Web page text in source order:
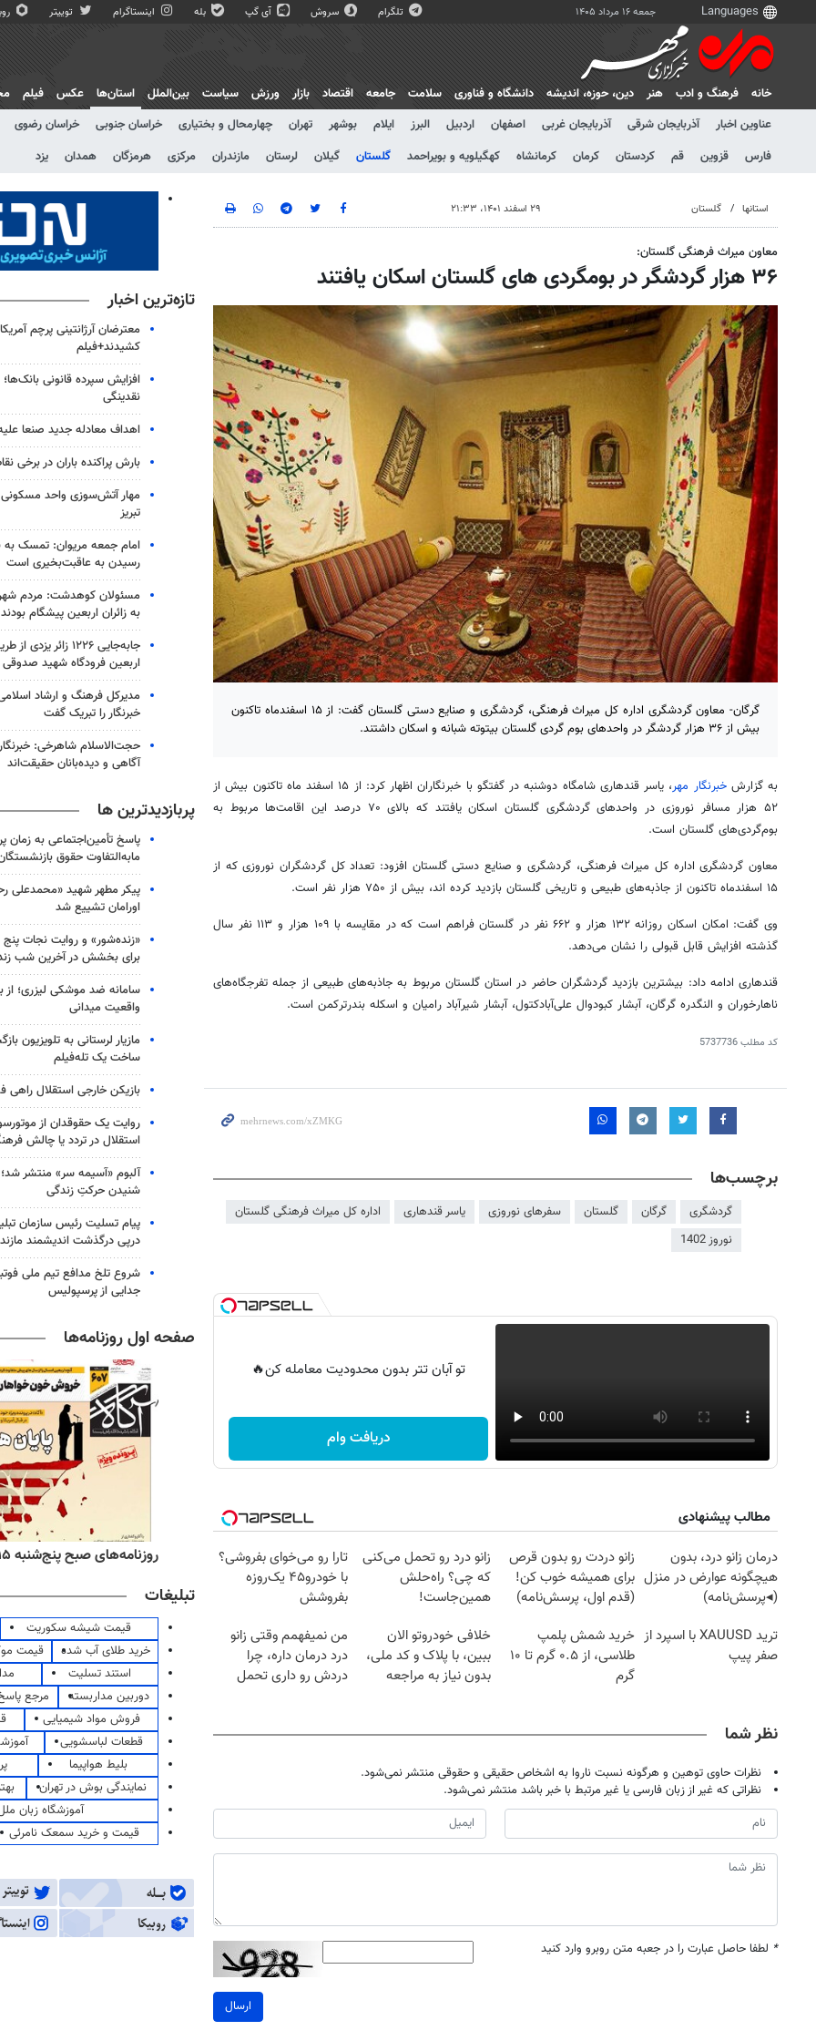
جمعه ۱۶ مرداد ۱۴۰۵ تلگرام سروش آی گپ بله اینستاگرام توییتر
خانه فرهنگ و ادب هنر دين، حوزه، انديشه دانشگاه و فناوری سلامت جامعه اقتصاد بازار ورزش سیاست بین‌الملل
استان‌ها
عناوین اخبار
آذربایجان شرقی آذربایجان غربی اصفهان اردبیل البرز ایلام بوشهر تهران چهارمحال و بختیاری خراسان جنوبی خراسان رضوی
فارس
قزوین قم کردستان کرمان کرمانشاه کهگیلویه و بویراحمد گلستان گیلان لرستان مازندران مرکزی هرمزگان همدان یزد
عکس فیلم
استانها گلستان ۲۹ اسفند ۱۴۰۱، ۲۱:۳۳
معاون میراث فرهنگی گلستان:
۳۶ هزار گردشگر در بومگردی های گلستان اسکان یافتند
گرگان- معاون گردشگری اداره کل میراث فرهنگی، گردشگری و صنایع دستی گلستان گفت: از ۱۵ اسفندماه تاکنون
بیش از ۳۶ هزار گردشگر در واحدهای بوم گردی گلستان بیتوته شبانه و اسکان داشتند.
به گزارشخبرنگار مهر
، یاسر قندهاری شامگاه دوشنبه در گفتگو با خبرنگاران اظهار کرد: از ۱۵ اسفند ماه تاکنون بیش از
۵۲ هزار مسافر نوروزی در واحدهای گردشگری گلستان اسکان یافتند که بالای ۷۰ درصد این اقامت‌ها مربوط به
بوم‌گردی‌های گلستان است.
معاون گردشگری اداره کل میراث فرهنگی، گردشگری و صنایع دستی گلستان افزود: تعداد کل گردشگران نوروزی که از
۱۵ اسفندماه تاکنون از جاذبه‌های طبیعی و تاریخی گلستان بازدید کرده اند، بیش از ۷۵۰ هزار نفر است.
وی گفت: امکان اسکان روزانه ۱۳۲ هزار و ۶۶۲ نفر در گلستان فراهم است که در مقایسه با ۱۰۹ هزار و ۱۱۳ نفر سال
گذشته افزایش قابل قبولی را نشان می‌دهد.
قندهاری ادامه داد: بیشترین بازدید گردشگران حاضر در استان گلستان مربوط به جاذبه‌های طبیعی از جمله تفرجگاه‌های
ناهارخوران و النگدره گرگان، آبشار کبودوال علی‌آبادکتول، آبشار شیرآباد رامیان و اسکله بندرترکمن است.
کد مطلب5737736
برچسب‌ها
گردشگری گرگان گلستان سفرهای نوروزی یاسر قندهاری
اداره کل میراث فرهنگی گلستان
نوروز 1402
تو آبان تتر بدون محدودیت معامله کن🔥
دریافت وام
مطالب پیشنهادی
درمان زانو درد، بدون
هیچگونه عوارض در منزل
(◂پرسش‌نامه)
زانو دردت رو بدون قرص
برای همیشه خوب کن!
(قدم اول، پرسش‌نامه)
زانو درد رو تحمل می‌کنی
که چی؟ راه‌حلش
همین‌جاست!
تارا رو می‌خوای بفروشی؟
با خودرو۴۵ یک‌روزه
بفروشش
ترید XAUUSD با اسپرد از
صفر پیپ
خرید شمش پلمپ
طلاسی، از ۰.۵ گرم تا ۱۰
گرم
خلافی خودروتو الان
ببین، با پلاک و کد ملی،
بدون نیاز به مراجعه
من نمیفهمم وقتی زانو
درد درمان داره، چرا
دردش رو داری تحمل
نظر شما
نظرات حاوی توهین و هرگونه نسبت ناروا به اشخاص حقیقی و حقوقی منتشر نمی‌شود.
نظراتی که غیر از زبان فارسی یا غیر مرتبط با خبر باشد منتشر نمی‌شود.
* لطفا حاصل عبارت را در جعبه متن روبرو وارد کنید
ارسال
تازه‌ترین اخبار
معترضان آرژانتینی پرچم
کشیدند+فیلم
افزایش سپرده قانونی بانک‌ها؛
نقدینگی
اهداف معادله جدید صنعا
بارش پراکنده باران در برخی
مهار آتش‌سوزی واحد مسکونی
تبریز
امام جمعه مریوان: تمسک به
رسیدن به عاقبت‌بخیری است
مسئولان کوهدشت: مردم
به زائران اربعین پیشگام بودند
جابه‌جایی ۱۲۲۶ زائر
اربعین فرودگاه شهید صدوقی
مدیرکل فرهنگ و ارشاد
خبرنگار را تبریک گفت
حجت‌الاسلام شاهرخی:
آگاهی و دیده‌بانان حقیقت‌اند
پربازدیدترین ها
پاسخ تأمین‌اجتماعی به زمان
مابه‌التفاوت حقوق
پیکر مطهر شهید «محمدعلی
اورامان تشییع شد
«زنده‌شور» و روایت نجات
برای بخشش در آخرین شب
سامانه ضد موشکی لیزری؛ از
واقعیت میدانی
مازیار لرستانی به تلویزیون
ساخت یک تله‌فیلم
بازیکن خارجی استقلال راهی
روایت یک حقوقدان از
استقلال در تردد یا چالش
آلبوم «آسیمه سر» منتشر
شنیدن حرکتِ زندگی
پیام تسلیت رئیس سازمان
درپی درگذشت اندیشمند
شروع تلخ مدافع تیم ملی
جدایی از پرسپولیس
صفحه اول روزنامه‌ها
روزنامه‌های ورزشی پنج‌شنبه ۱۵ مرداد ۱۴۰۵ روزنامه‌های اقتصادی پنج‌شنبه ۱۵ مرداد ۱۴۰۵ روزنامه‌های صبح پنج‌شنبه ۱۵ مرداد ۱۴۰۵
تبلیغات
قیمت شیشه سکوریت
خرید طلای آب شده
قیمت
استند تسلیت
دوربین مداربسته
مرجع
فروش مواد شیمیایی
قطعات لباسشویی
بلیط هواپیما
نمایندگی بوش در تهران
آموزشگاه زبان
قیمت و خرید سمعک نامرئی